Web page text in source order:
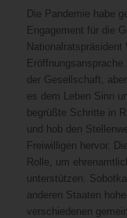
Die Pandemie habe
Engagement für die
der Gesellschaft,
es dem Leben Sinn
begrüßte Schritte in
und hob den
Freiwilligen hervor.
Rolle, um
unterstützen.
anderen Staaten
verschiedenen